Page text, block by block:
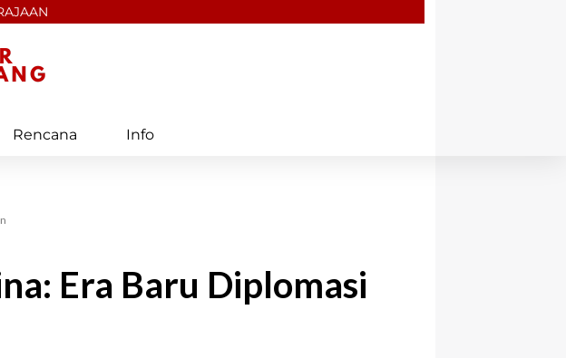
Rencana Info
Era Baru Diplomasi